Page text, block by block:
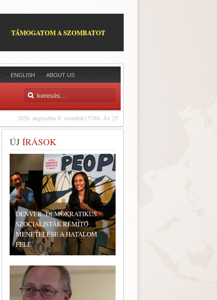
TÁMOGATOM A SZOMBATOT
ENGLISH ABOUT US
2026. augusztus 8, szombat | 5786. Áv 25
ÚJ ÍRÁSOK
DENVER: DEMOKRATIKUS
SZOCIALISTÁK RÉMÍTŐ
MENETELÉSE A HATALOM
FELÉ